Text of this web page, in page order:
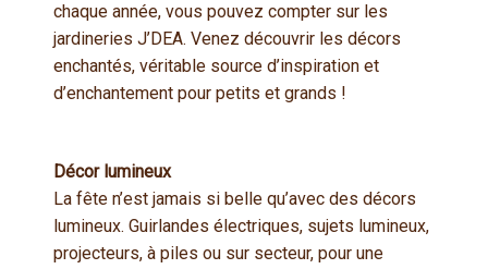
chaque année, vous pouvez compter sur les
jardineries J’DEA. Venez découvrir les décors
enchantés, véritable source d’inspiration et
d’enchantement pour petits et grands !
Décor lumineux
La fête n’est jamais si belle qu’avec des décors
lumineux. Guirlandes électriques, sujets lumineux,
projecteurs, à piles ou sur secteur, pour une